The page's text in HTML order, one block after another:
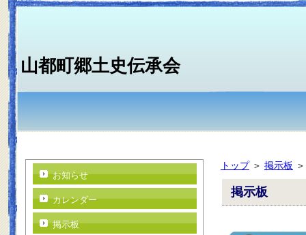
山都町郷土史伝承会
トップ＞ 掲示板
掲示板
お知らせ
カレンダー
掲示板